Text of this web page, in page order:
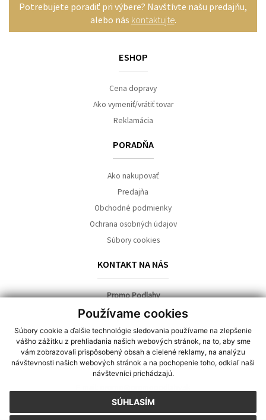
Používame cookies
Súbory cookie a ďalšie technológie sledovania používame na zlepšenie
vášho zážitku z prehliadania našich webových stránok, na to, aby sme
vám zobrazovali prispôsobený obsah a cielené reklamy, na analýzu
návštevnosti našich webových stránok a na pochopenie toho, odkiaľ naši
návštevníci prichádzajú.
SÚHLASÍM
Potrebujete poradiť pri výbere? Navštívte našu predajňu,
alebo nás kontaktujte.
ESHOP
Cena dopravy
Ako vymeniť/vrátiť tovar
Reklamácia
PORADŇA
Ako nakupovať
Predajňa
Obchodné podmienky
Ochrana osobných údajov
Súbory cookies
KONTAKT NA NÁS
Promo Podlahy
predajňa:
Toryská 3
040 11 Košice
Tel.:+421 910 100 130